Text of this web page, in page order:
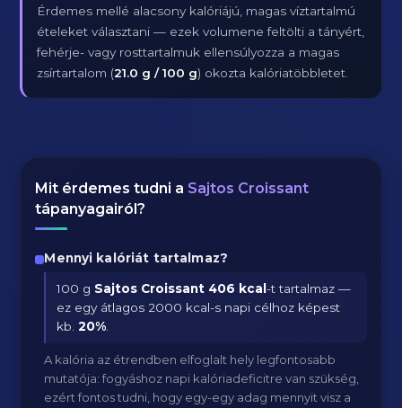
Érdemes mellé alacsony kalóriájú, magas víztartalmú
ételeket választani — ezek volumene feltölti a tányért,
fehérje- vagy rosttartalmuk ellensúlyozza a magas
zsírtartalom (21.0 g / 100 g) okozta kalóriatöbbletet.
Mit érdemes tudni a Sajtos Croissant
tápanyagairól?
Mennyi kalóriát tartalmaz?
100 g Sajtos Croissant 406 kcal-t tartalmaz —
ez egy átlagos 2000 kcal-s napi célhoz képest
kb.20%
A kalória az étrendben elfoglalt hely legfontosabb
mutatója: fogyáshoz napi kalóriadeficitre van szükség,
ezért fontos tudni, hogy egy-egy adag mennyit visz a